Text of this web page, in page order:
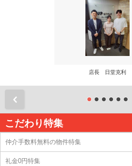
店長 日堂克利
こだわり特集
仲介手数料無料の物件特集
礼金0円特集